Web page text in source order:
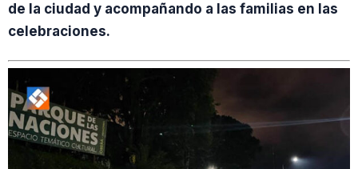
de la ciudad y acompañando a las familias en las
celebraciones.